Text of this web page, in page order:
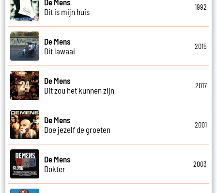
De Mens
Dit is mijn huis
1992
De Mens
Dit lawaai
2015
De Mens
Dit zou het kunnen zijn
2017
De Mens
Doe jezelf de groeten
2001
De Mens
Dokter
2003